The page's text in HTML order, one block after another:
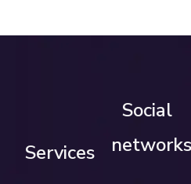
Services
Social
networks